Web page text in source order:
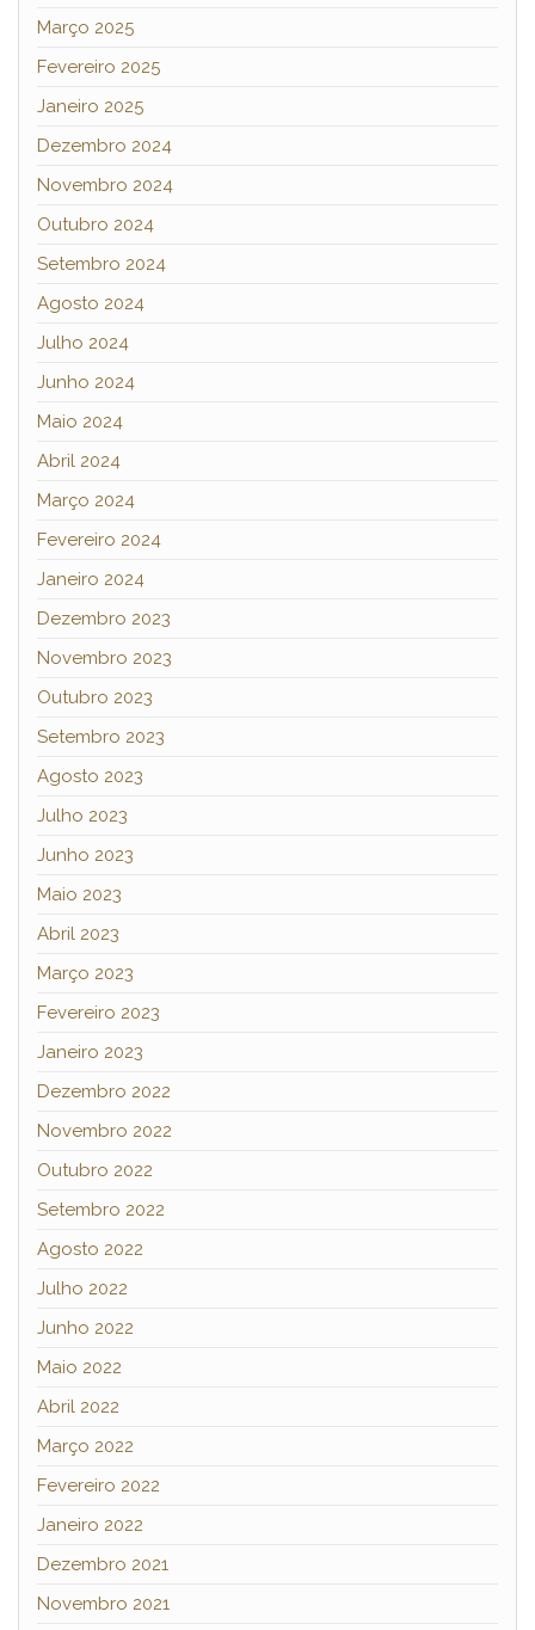
Março 2025
Fevereiro 2025
Janeiro 2025
Dezembro 2024
Novembro 2024
Outubro 2024
Setembro 2024
Agosto 2024
Julho 2024
Junho 2024
Maio 2024
Abril 2024
Março 2024
Fevereiro 2024
Janeiro 2024
Dezembro 2023
Novembro 2023
Outubro 2023
Setembro 2023
Agosto 2023
Julho 2023
Junho 2023
Maio 2023
Abril 2023
Março 2023
Fevereiro 2023
Janeiro 2023
Dezembro 2022
Novembro 2022
Outubro 2022
Setembro 2022
Agosto 2022
Julho 2022
Junho 2022
Maio 2022
Abril 2022
Março 2022
Fevereiro 2022
Janeiro 2022
Dezembro 2021
Novembro 2021